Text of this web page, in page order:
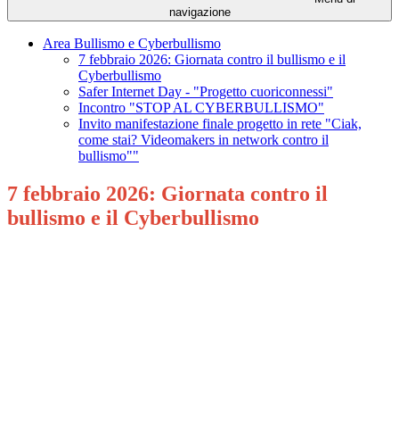
navigazione
Area Bullismo e Cyberbullismo
7 febbraio 2026: Giornata contro il bullismo e il
Cyberbullismo
Safer Internet Day - "Progetto cuoriconnessi"
Incontro "STOP AL CYBERBULLISMO"
Invito manifestazione finale progetto in rete "Ciak,
come stai? Videomakers in network contro il
bullismo""
7 febbraio 2026: Giornata contro il
bullismo e il Cyberbullismo